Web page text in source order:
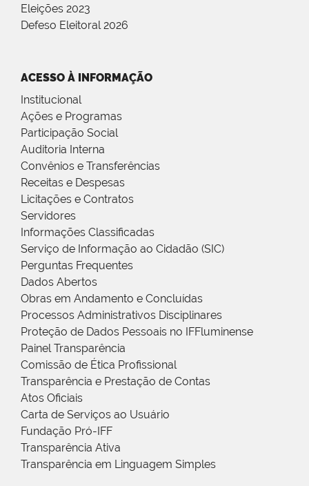
Eleições 2023
Defeso Eleitoral 2026
ACESSO À INFORMAÇÃO
Institucional
Ações e Programas
Participação Social
Auditoria Interna
Convênios e Transferências
Receitas e Despesas
Licitações e Contratos
Servidores
Informações Classificadas
Serviço de Informação ao Cidadão (SIC)
Perguntas Frequentes
Dados Abertos
Obras em Andamento e Concluídas
Processos Administrativos Disciplinares
Proteção de Dados Pessoais no IFFluminense
Painel Transparência
Comissão de Ética Profissional
Transparência e Prestação de Contas
Atos Oficiais
Carta de Serviços ao Usuário
Fundação Pró-IFF
Transparência Ativa
Transparência em Linguagem Simples